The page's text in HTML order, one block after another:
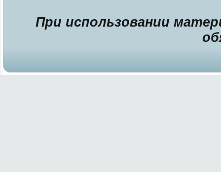
При использовании